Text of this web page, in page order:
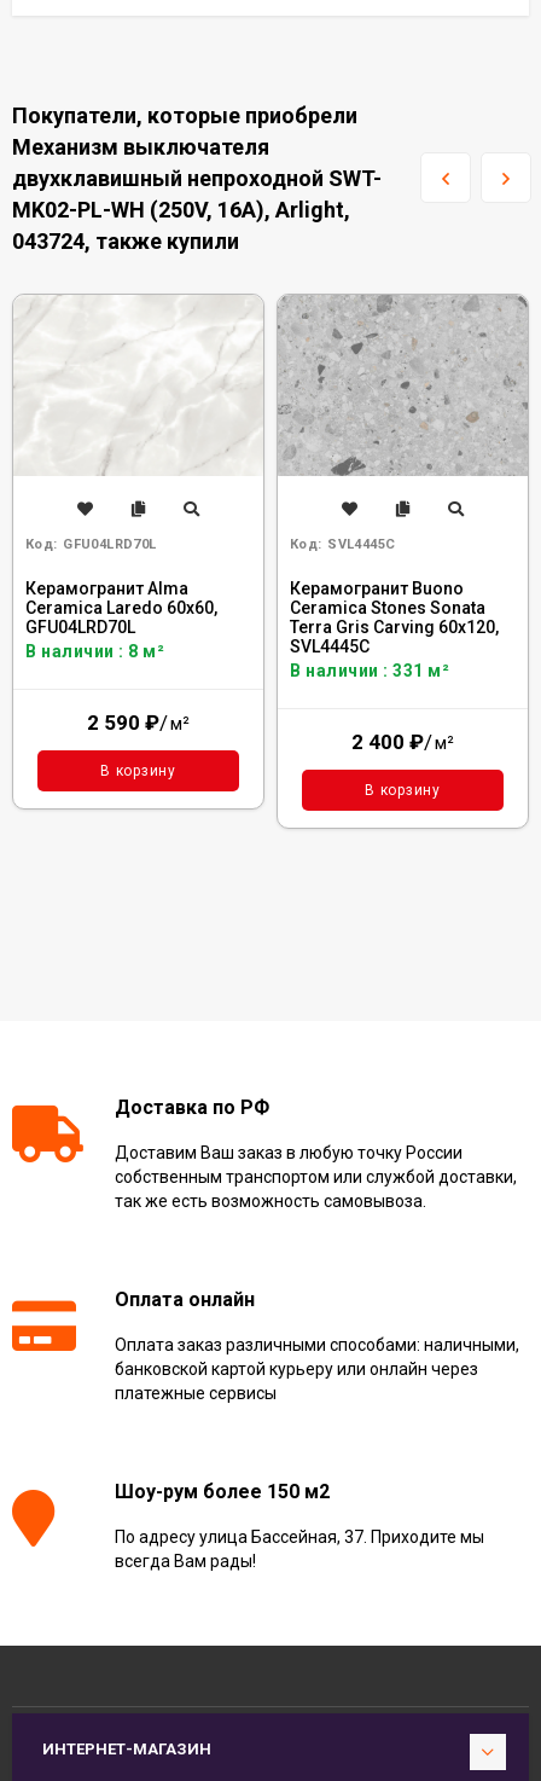
Покупатели, которые приобрели
Механизм выключателя
двухклавишный непроходной SWT-
MK02-PL-WH (250V, 16A), Arlight,
043724, также купили
Код: GFU04LRD70L
Керамогранит Alma
Ceramica Laredo 60x60,
GFU04LRD70L
В наличии : 8 м²
2 590 ₽/м²
В корзину
Код: SVL4445C
Керамогранит Buono
Ceramica Stones Sonata
Terra Gris Carving 60x120,
SVL4445C
В наличии : 331 м²
2 400 ₽/м²
В корзину
Доставка по РФ
Доставим Ваш заказ в любую точку России
собственным транспортом или службой доставки,
так же есть возможность самовывоза.
Оплата онлайн
Оплата заказ различными способами: наличными,
банковской картой курьеру или онлайн через
платежные сервисы
Шоу-рум более 150 м2
По адресу улица Бассейная, 37. Приходите мы
всегда Вам рады!
ИНТЕРНЕТ-МАГАЗИН